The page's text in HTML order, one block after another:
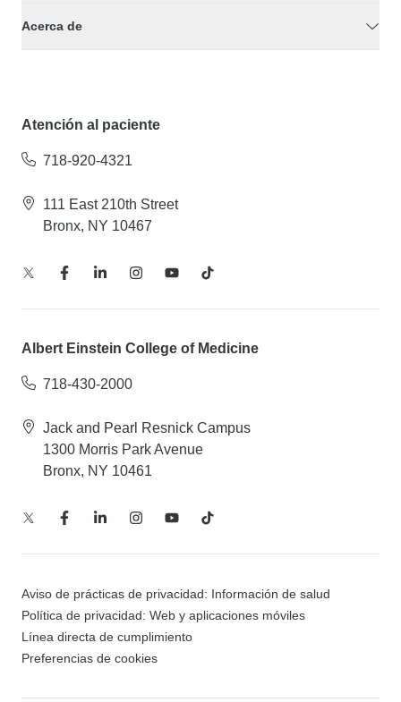
Acerca de
Atención al paciente
718-920-4321
111 East 210th Street
Bronx, NY 10467
Albert Einstein College of Medicine
718-430-2000
Jack and Pearl Resnick Campus
1300 Morris Park Avenue
Bronx, NY 10461
Aviso de prácticas de privacidad: Información de salud
Política de privacidad: Web y aplicaciones móviles
Línea directa de cumplimiento
Preferencias de cookies